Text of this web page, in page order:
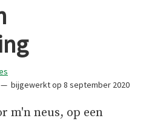
bijgewerkt op 8 september 2020
m'n neus, op een